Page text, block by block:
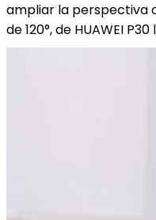
ampliar la perspectiva
de 120°, de HUAWEI P30